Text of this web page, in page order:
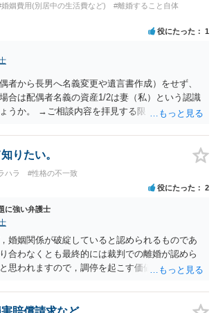
婚姻費用(別居中の生活費など)
#離婚すること自体
役にたった 1
者から長男へ名義変更や遺言書作成）をせず、
合は配偶者名義の資産1/2は妻（私）という認識
うか。 →ご相談内容を拝見する限りでは、その
、他の相続人に対して自宅の評価額の１/２の代
なります。
りたい。
ハラ #性格の不一致
役にたった 2
に強い弁護士
婚姻関係が破綻していると認められるものであ
合わなくとも最終的には裁判での離婚が認めら
思われますので，調停を起こす価値はあるよう
うことはないため，相手が合意するメリットを
らせるよう努めるのか，裁判離婚を見据えて調